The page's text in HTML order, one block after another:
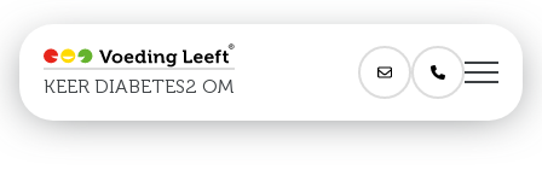
KEER DIABETES2 OM